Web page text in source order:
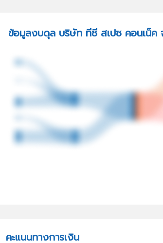
ข้อมูลงบดุล บริษัท ทีซี สเปซ คอนเน็ค
คะแนนทางการเงิน